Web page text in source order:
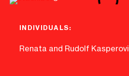
INDIVIDUALS:
Renata and Rudolf Kasperovi